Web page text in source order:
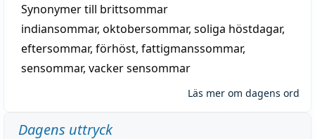
Synonymer till brittsommar
indiansommar, oktobersommar, soliga höstdagar,
eftersommar, förhöst, fattigmanssommar,
sensommar, vacker sensommar
Läs mer om dagens ord
Dagens uttryck